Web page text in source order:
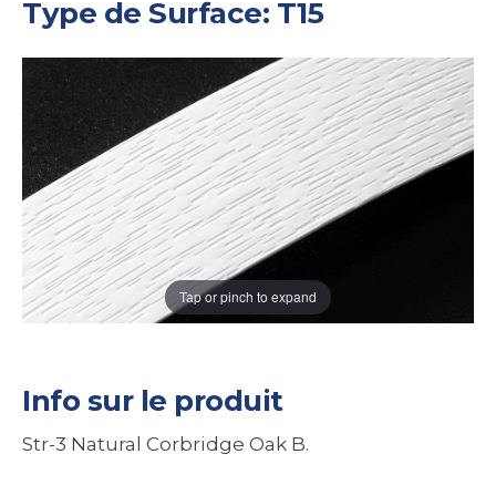
Type de Surface: T15
Tap or pinch to expand
Info sur le produit
Str-3 Natural Corbridge Oak B.